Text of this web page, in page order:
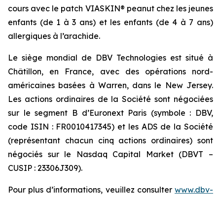
cours avec le patch VIASKIN® peanut chez les jeunes
enfants (de 1 à 3 ans) et les enfants (de 4 à 7 ans)
allergiques à l’arachide.
Le siège mondial de DBV Technologies est situé à
Châtillon, en France, avec des opérations nord-
américaines basées à Warren, dans le New Jersey.
Les actions ordinaires de la Société sont négociées
sur le segment B d’Euronext Paris (symbole : DBV,
code ISIN : FR0010417345) et les ADS de la Société
(représentant chacun cinq actions ordinaires) sont
négociés sur le Nasdaq Capital Market (DBVT –
CUSIP : 23306J309).
Pour plus d’informations, veuillez consulter www.dbv-